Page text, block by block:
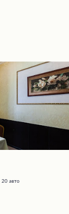
20 авто